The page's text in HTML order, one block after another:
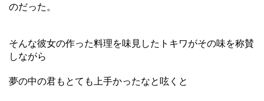
のだった。
そんな彼女の作った料理を味見したトキワがその味を称賛
しながら
夢の中の君もとても上手かったなと呟くと